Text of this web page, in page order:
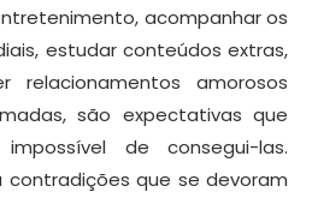
acompanhar os
estudar conteúdos extras,
amorosos
são expectativas que
de consegui-las.
contradições que se devoram